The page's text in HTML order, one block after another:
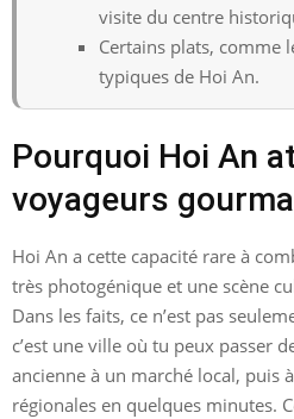
visite du centre
Certains plats, comme
typiques de Hoi An.
Pourquoi Hoi An
voyageurs
Hoi An a cette capacité rare à
très photogénique et une scène
Dans les faits, ce n’est pas
c’est une ville où tu peux passer
ancienne à un marché local, puis
régionales en quelques minutes.